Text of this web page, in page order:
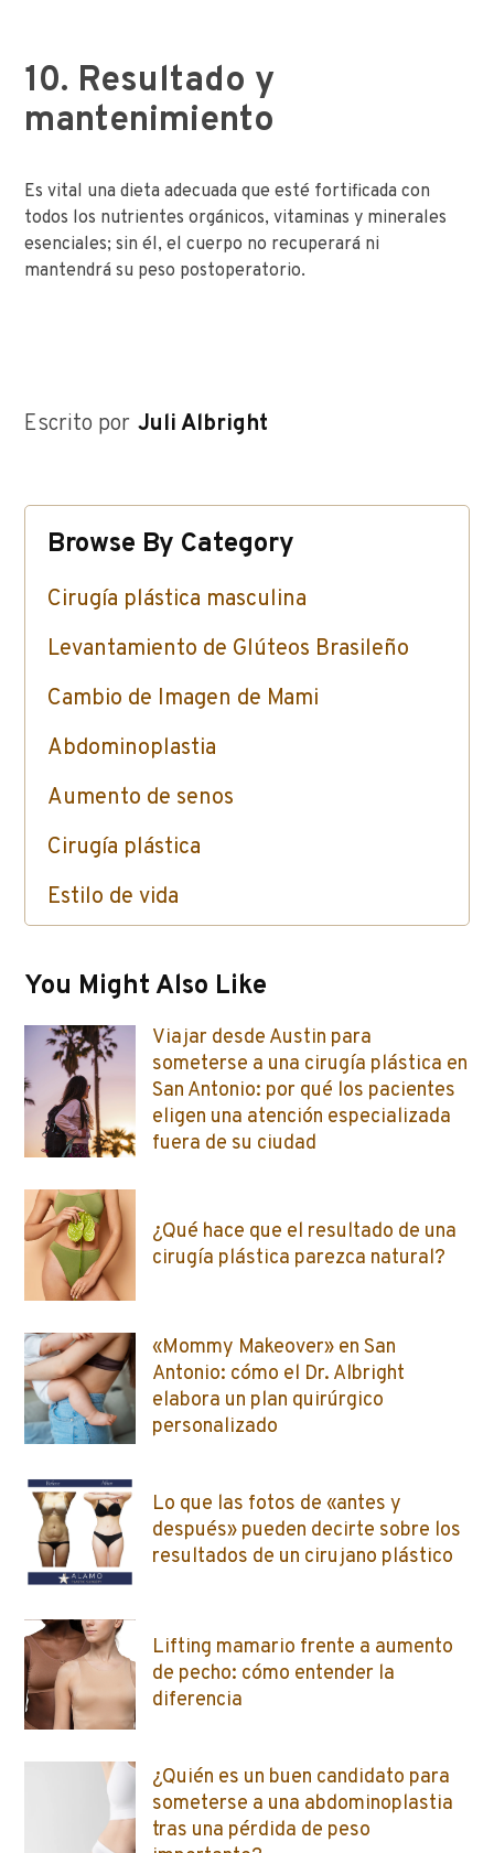
10. Resultado y
mantenimiento
Es vital una dieta adecuada que esté fortificada con
todos los nutrientes orgánicos, vitaminas y minerales
esenciales; sin él, el cuerpo no recuperará ni
mantendrá su peso postoperatorio.
Escrito por Juli Albright
Browse By Category
Cirugía plástica masculina
Levantamiento de Glúteos Brasileño
Cambio de Imagen de Mami
Abdominoplastia
Aumento de senos
Cirugía plástica
Estilo de vida
You Might Also Like
Viajar desde Austin para
someterse a una cirugía plástica en
San Antonio: por qué los pacientes
eligen una atención especializada
fuera de su ciudad
¿Qué hace que el resultado de una
cirugía plástica parezca natural?
«Mommy Makeover» en San
Antonio: cómo el Dr. Albright
elabora un plan quirúrgico
personalizado
Lo que las fotos de «antes y
después» pueden decirte sobre los
resultados de un cirujano plástico
Lifting mamario frente a aumento
de pecho: cómo entender la
diferencia
¿Quién es un buen candidato para
someterse a una abdominoplastia
tras una pérdida de peso